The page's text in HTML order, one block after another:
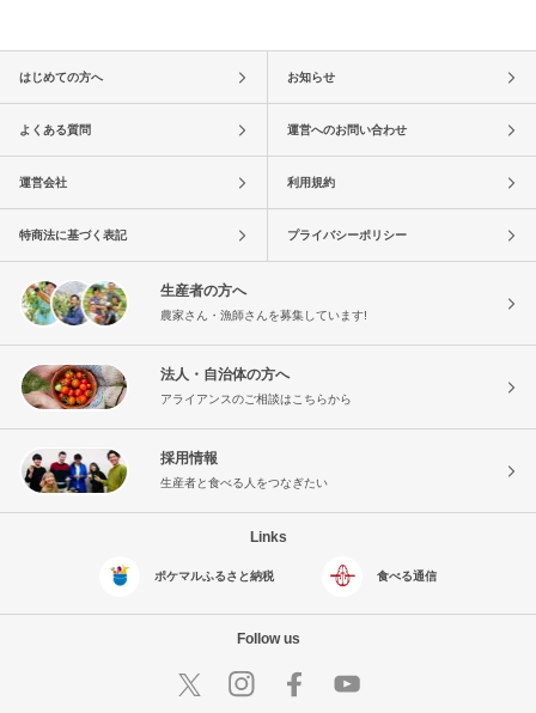
はじめての方へ お知らせ
よくある質問 運営へのお問い合わせ
運営会社 利用規約
特商法に基づく表記 プライバシーポリシー
生産者の方へ
農家さん・漁師さんを募集しています!
法人・自治体の方へ
アライアンスのご相談はこちらから
採用情報
生産者と食べる人をつなぎたい
Links
ポケマルふるさと納税 食べる通信
Follow us